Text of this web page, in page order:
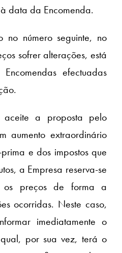
data da Encomenda.
no número seguinte, no
sofrer alterações, está
efectuadas
a proposta pelo
aumento extraordinário
e dos impostos que
a Empresa reserva-se
preços de forma a
ocorridas. Neste caso,
imediatamente o
por sua vez, terá o